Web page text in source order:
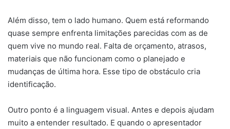
Além disso, tem o lado humano. Quem está reformando
quase sempre enfrenta limitações parecidas com as de
quem vive no mundo real. Falta de orçamento, atrasos,
materiais que não funcionam como o planejado e
mudanças de última hora. Esse tipo de obstáculo cria
identificação.
Outro ponto é a linguagem visual. Antes e depois ajudam
muito a entender resultado. E quando o apresentador